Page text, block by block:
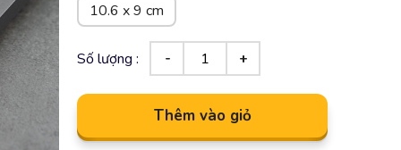
10.6 x 9 cm
Số lượng :
Thêm vào giỏ